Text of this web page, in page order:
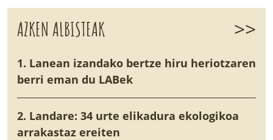
AZKEN ALBISTEAK >>
1. Lanean izandako bertze hiru heriotzaren
berri eman du LABek
2. Landare: 34 urte elikadura ekologikoa
arrakastaz ereiten